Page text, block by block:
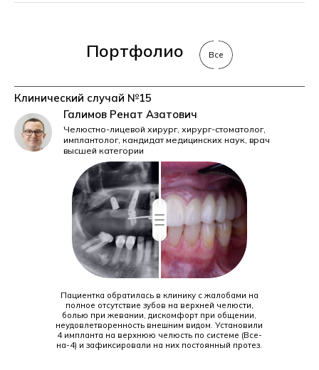
Портфолио Все
Клинический случай №15
Галимов Ренат Азатович
Челюстно-лицевой хирург, хирург-стоматолог,
имплантолог, кандидат медицинских наук, врач
высшей категории
до после
Пациентка обратилась в клинику с жалобами на
полное отсутствие зубов на верхней челюсти,
болью при жевании, дискомфорт при общении,
неудовлетворенность внешним видом. Установили
4 импланта на верхнюю челюсть по системе (Все-
на-4) и зафиксировали на них постоянный протез.